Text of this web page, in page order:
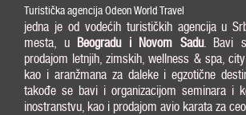
Turistička agencija Odeon World Travel
jedna je od vodećih turističkih agencija u
mesta, u Beogradu i Novom Sadu. Bavi
prodajom letnjih, zimskih, wellness & spa,
kao i aranžmana za daleke i egzotične
takođe se bavi i organizacijom seminara i
inostranstvu, kao i prodajom avio karata za